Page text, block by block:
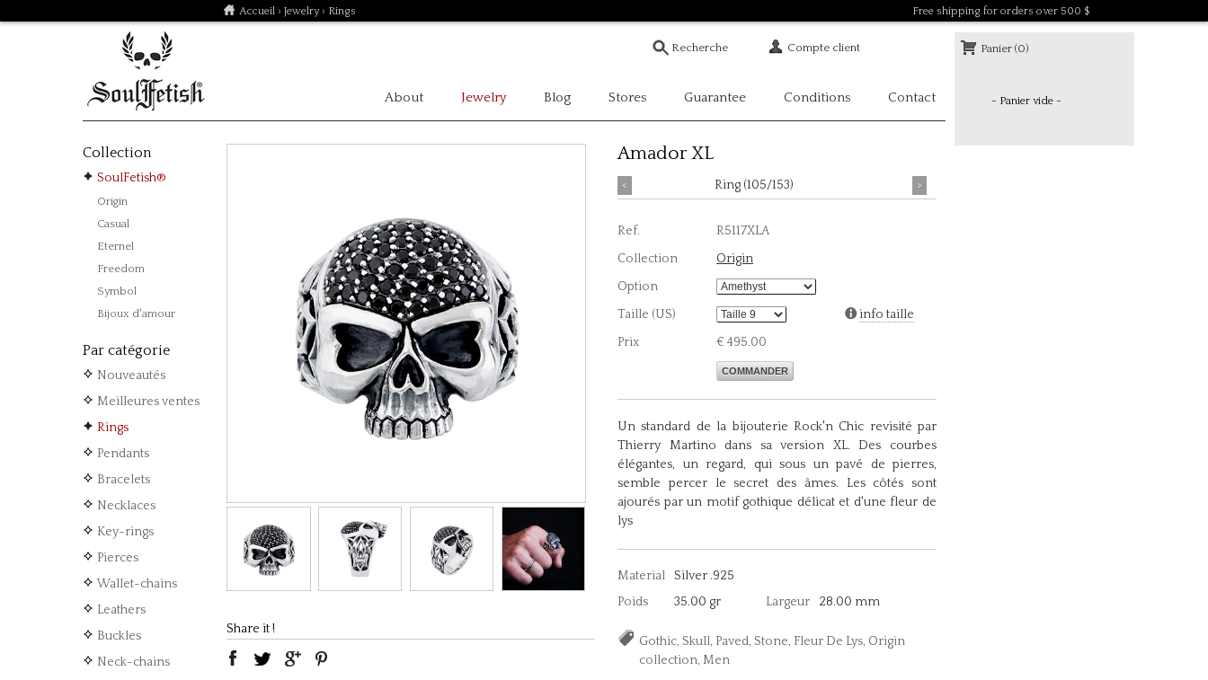
Accueil › Jewelry› Rings Free shipping for orders over 500 $
Compte client Panier (0)
- Panier vide -
About Jewelry Blog Stores Guarantee Conditions Contact
Collection
SoulFetish®
Origin
Casual
Eternel
Freedom
Symbol
Bijoux d'amour
Par catégorie
Nouveautés
Meilleures ventes
Rings
Pendants
Bracelets
Necklaces
Key-rings
Pierces
Wallet-chains
Leathers
Buckles
Neck-chains
Amador XL
< Ring (105/153) >
Ref.
R5117XLA
Collection
Origin
Option
Taille (US)
info taille
Prix
€ 495.00
COMMANDER
Un standard de la bijouterie Rock'n Chic revisité par
Thierry Martino dans sa version XL. Des courbes
élégantes, un regard, qui sous un pavé de pierres,
semble percer le secret des âmes. Les côtés sont
ajourés par un motif gothique délicat et d'une fleur de
lys
Material
Silver .925
Poids
35.00 gr Largeur 28.00 mm
Gothic, Skull, Paved, Stone, Fleur De Lys, Origin
collection, Men
Share it !